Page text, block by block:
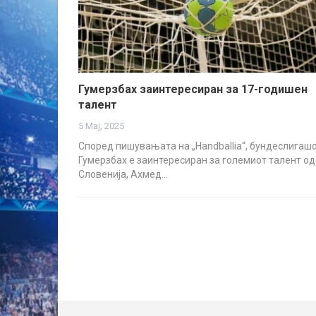
Гумерзбах заинтересиран за 17-годишен
талент
5 Мај, 2025
Според пишувањата на „Handballia“,
Гумерзбах е заинтересиран за големиот талент од
Словенија, Ахмед…